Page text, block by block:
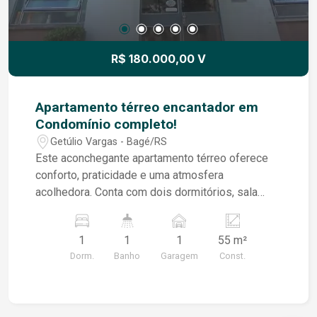
R$ 180.000,00 V
Apartamento térreo encantador em
Condomínio completo!
Getúlio Vargas - Bagé/RS
Este aconchegante apartamento térreo oferece
conforto, praticidade e uma atmosfera
acolhedora. Conta com dois dormitórios, sala
social ? todos os ambientes muito bem arejados
e planejados para o seu bem-estar. Localizado
em um condomínio excelente e superorganizado,
1
Dorm.
1
Banho
1
Garagem
55 m²
Const.